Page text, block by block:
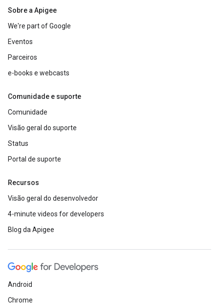
Sobre a Apigee
We're part of Google
Eventos
Parceiros
e-books e webcasts
Comunidade e suporte
Comunidade
Visão geral do suporte
Status
Portal de suporte
Recursos
Visão geral do desenvolvedor
4-minute videos for developers
Blog da Apigee
Android
Chrome